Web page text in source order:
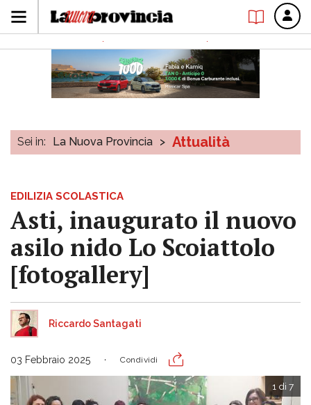
Sei in: La Nuova Provincia > Attualità
EDILIZIA SCOLASTICA
Asti, inaugurato il nuovo
asilo nido Lo Scoiattolo
[fotogallery]
Riccardo Santagati
03 Febbraio 2025 Condividi
1 di 7